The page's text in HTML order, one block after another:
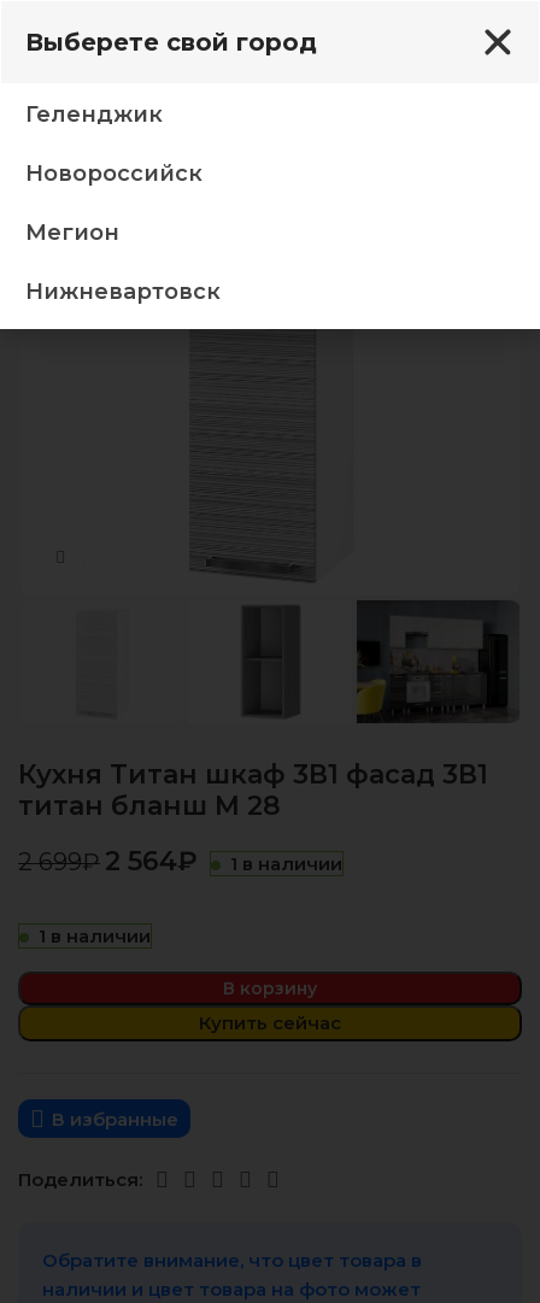
Кухня Титан шкаф 3В1 фасад 3В1 титан бланш М 28
Нажмите, чтобы увеличить
Кухня Титан шкаф 3В1 фасад 3В1
титан бланш М 28
2 699₽ 2 564₽ 1 в наличии
1 в наличии
В корзину
Купить сейчас
В избранные
Поделиться:
Обратите внимание, что цвет товара в
наличии и цвет товара на фото может
Выберете свой город
Геленджик
Новороссийск
Мегион
Нижневартовск